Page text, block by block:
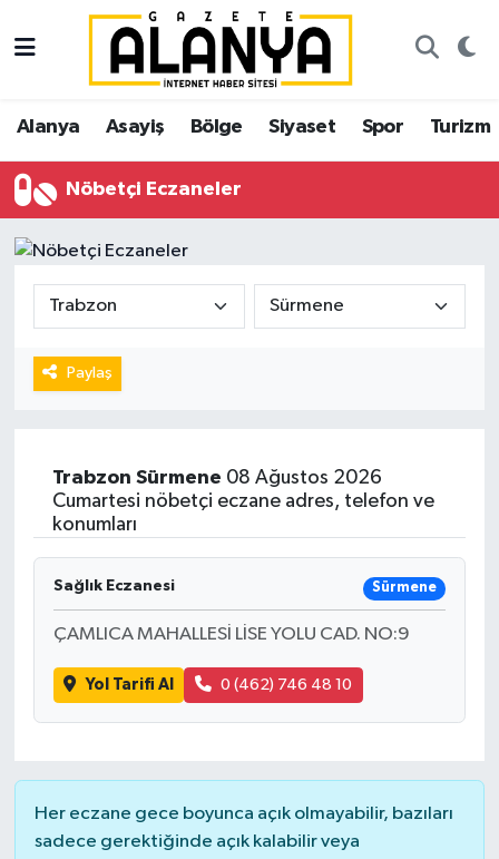
Alanya Asayiş Bölge Siyaset Spor Turizm
Nöbetçi Eczaneler
Paylaş
Trabzon Sürmene 08 Ağustos 2026
Cumartesi nöbetçi eczane adres, telefon ve
konumları
Sağlık Eczanesi Sürmene
ÇAMLICA MAHALLESİ LİSE YOLU CAD. NO:9
Yol Tarifi Al 0 (462) 746 48 10
Her eczane gece boyunca açık olmayabilir, bazıları
sadece gerektiğinde açık kalabilir veya
Alanya
Asayiş
Bölge
Siyaset
Spor
Turizm
Gazipaşa
İstanbul Nöbetçi Eczaneler
İstanbul Hava Durumu
İstanbul Trafik Yoğunluk Haritası
Süper Lig Puan Durumu ve Fikstür
Tüm Manşetler
Son Dakika Haberleri